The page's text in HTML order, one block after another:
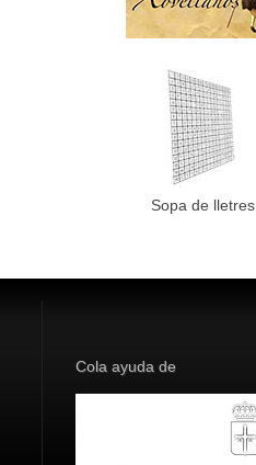
Sopa de lletres
Cola ayuda de